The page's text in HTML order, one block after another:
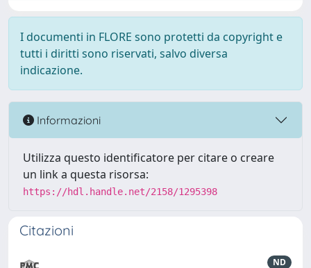
I documenti in FLORE sono protetti da copyright e
tutti i diritti sono riservati, salvo diversa
indicazione.
Informazioni
Utilizza questo identificatore per citare o creare
un link a questa risorsa:
https://hdl.handle.net/2158/1295398
Citazioni
ND